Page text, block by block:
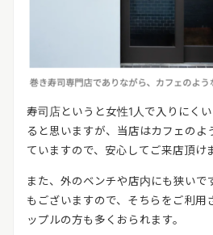
寿司店というと女性1人で入りにく
ると思いますが、当店はカフェのよ
ていますので、安心してご来店頂け
また、外のベンチや店内にも狭いで
もございますので、そちらをご利用
ップルの方も多くおられます。